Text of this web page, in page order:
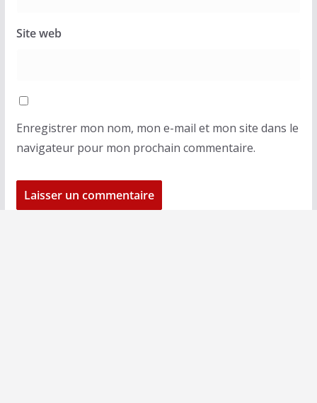
Site web
Enregistrer mon nom, mon e-mail et mon site dans le
navigateur pour mon prochain commentaire.